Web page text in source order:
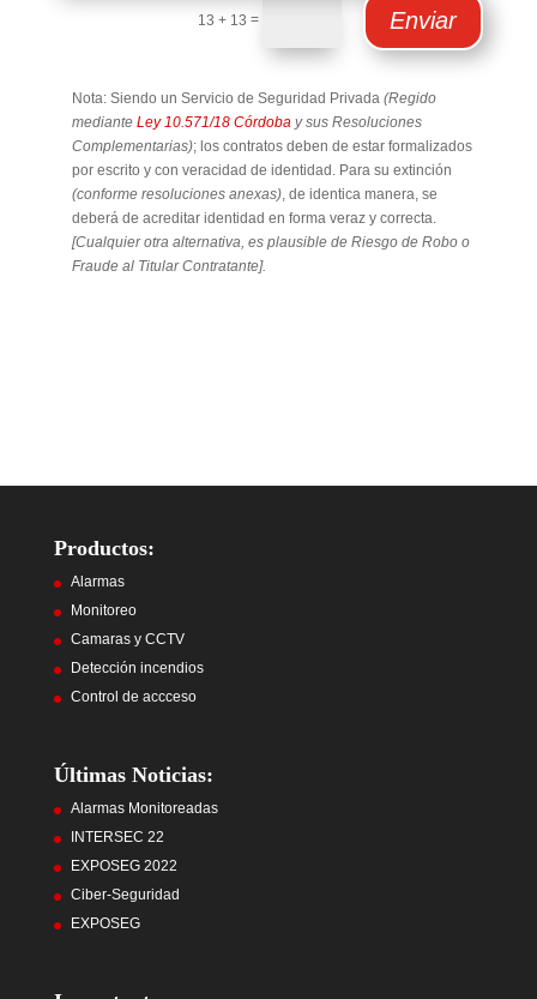
13 + 13 = Enviar
Nota:Siendo un Servicio de Seguridad Privada (Regido
mediante Ley 10.571/18 Córdobay sus Resoluciones
Complementarias); los contratos deben de estar formalizados
por escrito y con veracidad de identidad. Para su extinción
(conforme resoluciones anexas), de identica manera, se
deberá de acreditar identidad en forma veraz y correcta.
[Cualquier otra alternativa, es plausible de Riesgo de Robo o
Fraude al Titular Contratante].
Productos:
Alarmas
Monitoreo
Camaras y CCTV
Detección incendios
Control de accceso
Últimas Noticias:
Alarmas Monitoreadas
INTERSEC 22
EXPOSEG 2022
Ciber-Seguridad
EXPOSEG